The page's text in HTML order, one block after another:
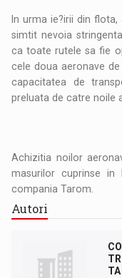
In urma ie?irii din
simtit nevoia
ca toate rutele sa fie
cele doua aeronave
capacitatea de
preluata de catre noile
Achizitia noilor
masurilor cuprinse in
compania Tarom.
Autori